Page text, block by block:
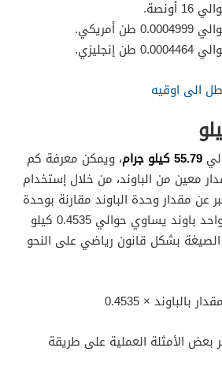
الى اوقيه
55.79 كيلو جرام
، ويمكن معرفة كم
معين من الباوند، من خلال إستخدام
عن مقدار وحدة الباوند مقارنة بوحدة
الكيلو جرام، حيث أن كل واحد باوند يساوي حوالي 0.4535 كيلو
بشكل قانون رياضي على النحو
بالباوند × 0.4535
بعض الأمثلة العملية على طريقة